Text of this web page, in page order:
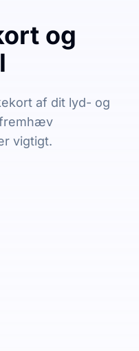
og
af dit lyd- og
fremhæv
vigtigt.